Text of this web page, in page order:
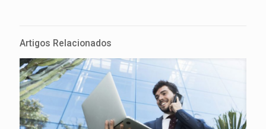
Artigos Relacionados